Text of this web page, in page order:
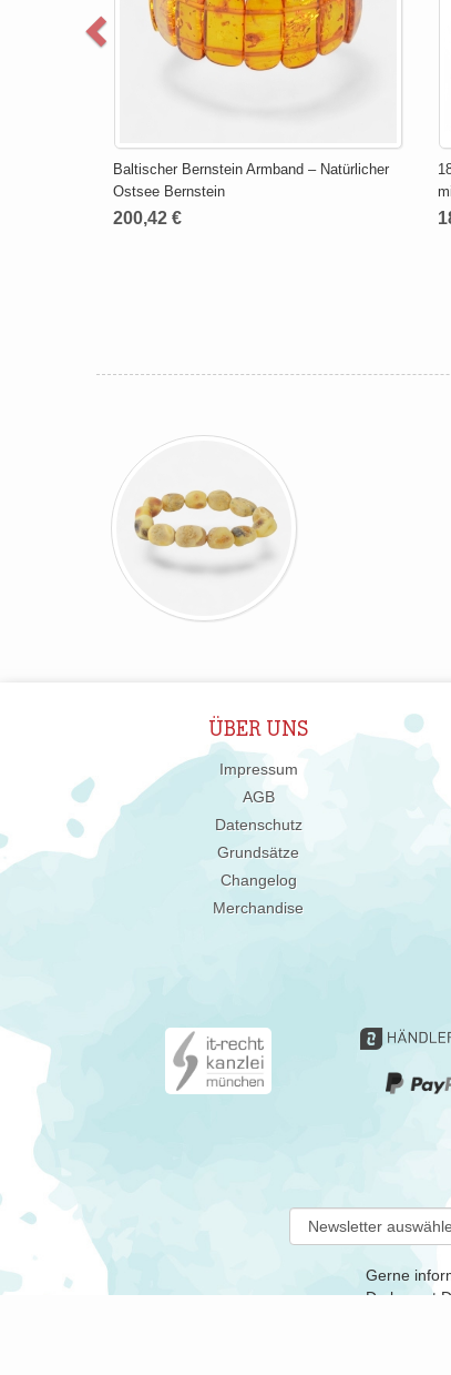
Baltischer Bernstein Armband – Natürlicher
Ostsee Bernstein
200,42 €
ÜBER UNS
Impressum
AGB
Datenschutz
Grundsätze
Changelog
Merchandise
Gerne
Du kannst